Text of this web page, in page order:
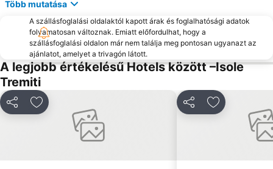
Több mutatása
A szállásfoglalási oldalaktól kapott árak és foglalhatósági adatok
folyamatosan változnak. Emiatt előfordulhat, hogy a
szállásfoglalási oldalon már nem találja meg pontosan ugyanazt az
ajánlatot, amelyet a trivagón látott.
A legjobb értékelésű Hotels között –Isole
Tremiti
MegosztásHozzáadás a kedvencekhez MegosztásHozzáadás